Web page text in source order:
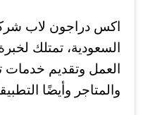
اكس دراجون لاب
السعودية، تمتلك
العمل وتقديم خدمات
والمتاجر وأيضًا